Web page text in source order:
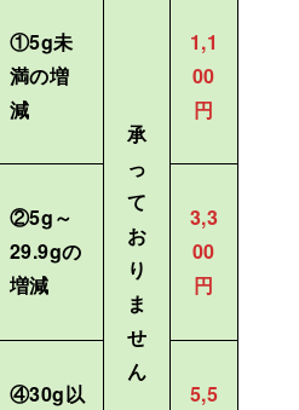
①5g未
満の増
減
承
っ
て
お
り
ま
せ
ん
1,1
00
円
②5g～
29.9gの
増減
3,3
00
円
④30g以
5,5